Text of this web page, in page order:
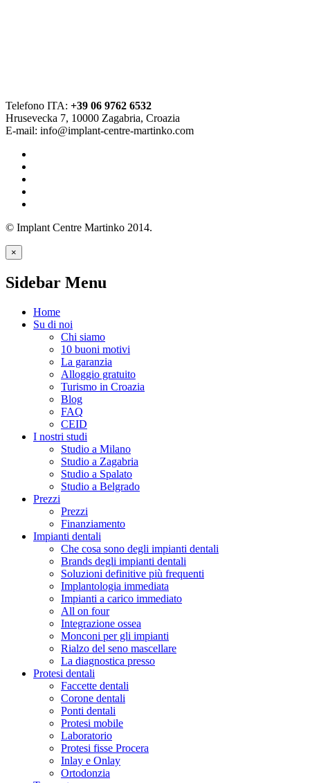
Telefono ITA: +39 06 9762 6532
Hrusevecka 7, 10000 Zagabria, Croazia
E-mail: info@implant-centre-martinko.com
© Implant Centre Martinko 2014.
×
Sidebar Menu
Home
Su di noi
Chi siamo
10 buoni motivi
La garanzia
Alloggio gratuito
Turismo in Croazia
Blog
FAQ
CEID
I nostri studi
Studio a Milano
Studio a Zagabria
Studio a Spalato
Studio a Belgrado
Prezzi
Prezzi
Finanziamento
Impianti dentali
Che cosa sono degli impianti dentali
Brands degli impianti dentali
Soluzioni definitive più frequenti
Implantologia immediata
Impianti a carico immediato
All on four
Integrazione ossea
Monconi per gli impianti
Rialzo del seno mascellare
La diagnostica presso
Protesi dentali
Faccette dentali
Corone dentali
Ponti dentali
Protesi mobile
Laboratorio
Protesi fisse Procera
Inlay e Onlay
Ortodonzia